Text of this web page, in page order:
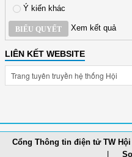
Ý kiến khác
BIỂU QUYẾT Xem kết quả
LIÊN KẾT WEBSITE
Cổng Thông tin điện tử TW Hội